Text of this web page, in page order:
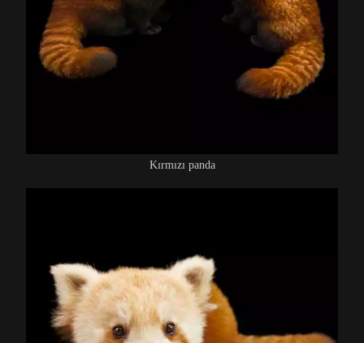
Kırmızı panda